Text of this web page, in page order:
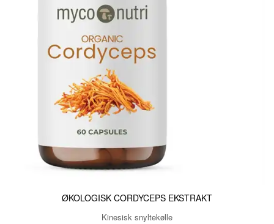
ØKOLOGISK CORDYCEPS EKSTRAKT
Kinesisk snyltekølle